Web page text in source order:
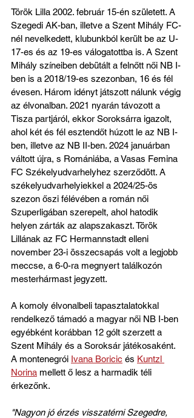
Török Lilla 2002. február 15-én született. A
Szegedi AK-ban, illetve a Szent Mihály FC-
nél nevelkedett, klubunkból került be az U-
17-es és az 19-es válogatottba is. A Szent
Mihály színeiben debütált a felnőtt női NB I-
ben is a 2018/19-es szezonban, 16 és fél
évesen. Három idényt játszott nálunk végig
az élvonalban. 2021 nyarán távozott a
Tisza partjáról, ekkor Soroksárra igazolt,
ahol két és fél esztendőt húzott le az NB I-
ben, illetve az NB II-ben. 2024 januárban
váltott újra, s Romániába, a Vasas Femina
FC Székelyudvarhelyhez szerződött. A
székelyudvarhelyiekkel a 2024/25-ös
szezon őszi félévében a román női
Szuperligában szerepelt, ahol hatodik
helyen zárták az alapszakaszt. Török
Lillának az FC Hermannstadt elleni
november 23-i összecsapás volt a legjobb
meccse, a 6-0-ra megnyert találkozón
mesterhármast jegyzett.
A komoly élvonalbeli tapasztalatokkal
rendelkező támadó a magyar női NB I-ben
egyébként korábban 12 gólt szerzett a
Szent Mihály és a Soroksár játékosaként.
A montenegrói Ivana Boricic és Kuntzl
Norina mellett ő lesz a harmadik téli
érkezőnk.
"Nagyon jó érzés visszatérni Szegedre,